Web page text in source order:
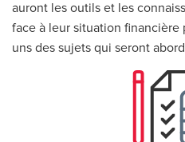
auront les outils et les
face à leur situation
uns des sujets qui seront